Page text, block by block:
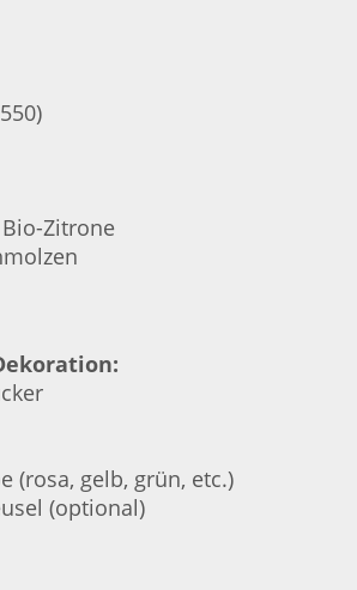
Zitrone
(rosa, gelb, grün, etc.)
(optional)